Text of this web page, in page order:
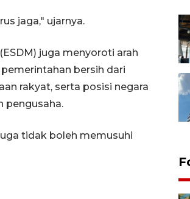
jaga," ujarnya.
juga menyoroti arah
bersih dari
rakyat, serta posisi negara
pengusaha.
tidak boleh memusuhi